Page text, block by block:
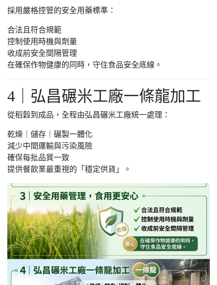
採用嚴格控管的安全用藥標準：
合法且符合規範
控制使用時機與劑量
收成前安全間隔管理
在確保作物健康的同時，守住食品安全底線。
4｜弘昌碾米工廠一條龍加工
從稻穀到成品，全程由弘昌碾米工廠統一處理：
乾燥｜儲存｜碾製一體化
減少中間運輸與污染風險
確保每批品質一致
提供餐飲業最重視的「穩定供貨」。